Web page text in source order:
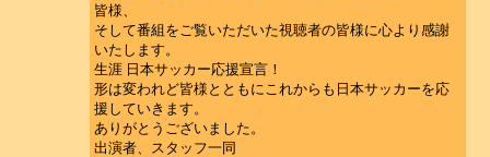
皆様、
そして番組をご覧いただいた視聴者の皆様に心より感謝
いたします。
生涯 日本サッカー応援宣言！
形は変われど皆様とともにこれからも日本サッカーを応
援していきます。
ありがとうございました。
出演者、スタッフ一同